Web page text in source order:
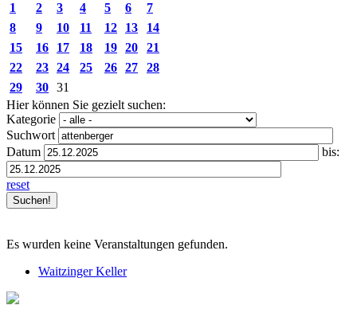
1
2 3 4 5 6
7
8
9 10 11 12 13
14
15
16 17 18 19 20
21
22
23 24 25 26 27
28
29
30 31
Hier können Sie gezielt suchen:
Kategorie
Suchwort
Datum
bis:
reset
Es wurden keine Veranstaltungen gefunden.
Waitzinger Keller